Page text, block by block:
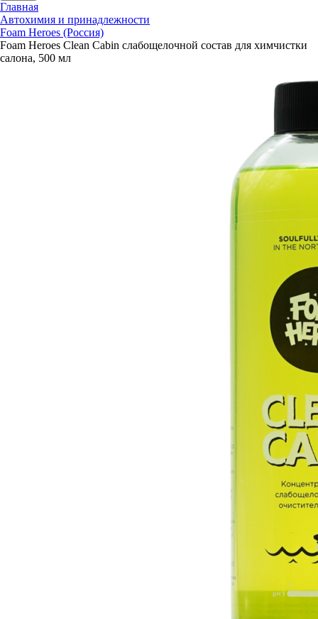
Главная
Автохимия и принадлежности
Foam Heroes (Россия)
Foam Heroes Clean Cabin слабощелочной состав для химчистки
салона, 500 мл